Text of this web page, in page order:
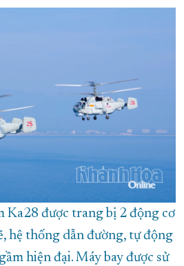
Ka28 được trang bị 2 động cơ
hệ thống dẫn đường, tự động
hiện đại. Máy bay được sử